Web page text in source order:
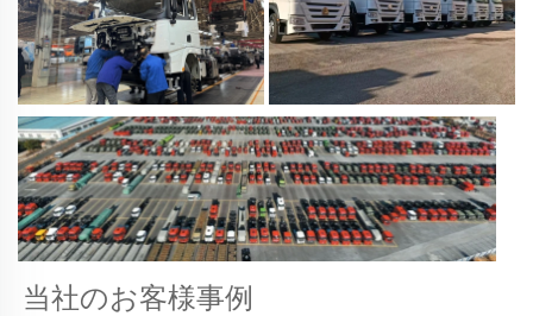
当社のお客様事例